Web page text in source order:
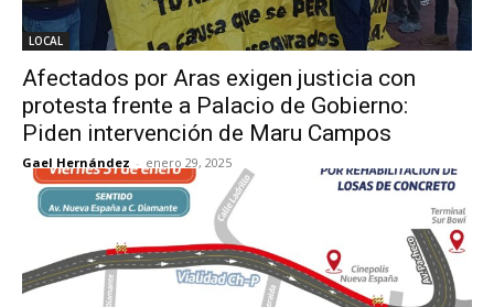
LOCAL
Afectados por Aras exigen justicia con
protesta frente a Palacio de Gobierno:
Piden intervención de Maru Campos
Gael Hernández - enero 29, 2025